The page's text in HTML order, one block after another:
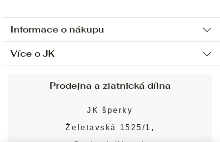
Informace o nákupu
Ochrana osobních údajů
Sjednání osobní schůzky
Obchodní podmínky
Puncovní značky
Více o JK
Prodejna a zlatnická dílna
JK šperky
Želetavská 1525/1,